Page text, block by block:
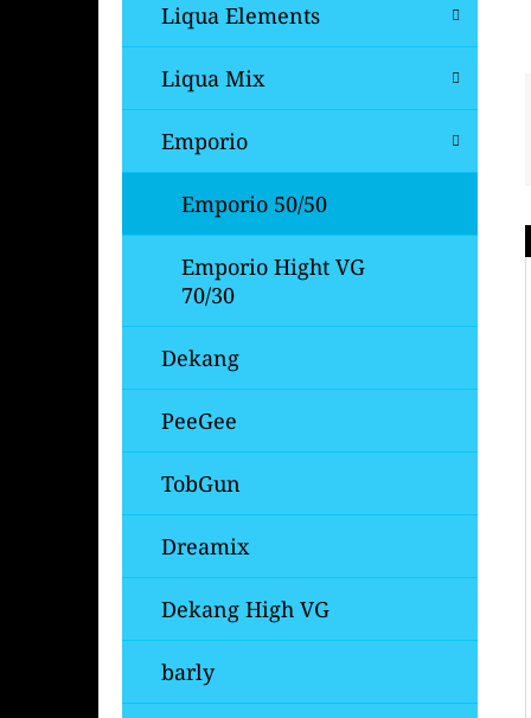
N
Liqua Elements
Liqua Mix
Emporio
Emporio 50/50
Emporio Hight VG
70/30
Dekang
PeeGee
TobGun
Dreamix
Dekang High VG
barly
OXVA XLIM V3 TOP FILL NÁHRADNÍ
CARTRIDGE 1KS
99 Kč
Původně: